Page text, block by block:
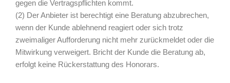
gegen die Vertragspflichten kommt.
(2) Der Anbieter ist berechtigt eine Beratung abzubrechen,
wenn der Kunde ablehnend reagiert oder sich trotz
zweimaliger Aufforderung nicht mehr zurückmeldet oder die
Mitwirkung verweigert. Bricht der Kunde die Beratung ab,
erfolgt keine Rückerstattung des Honorars.